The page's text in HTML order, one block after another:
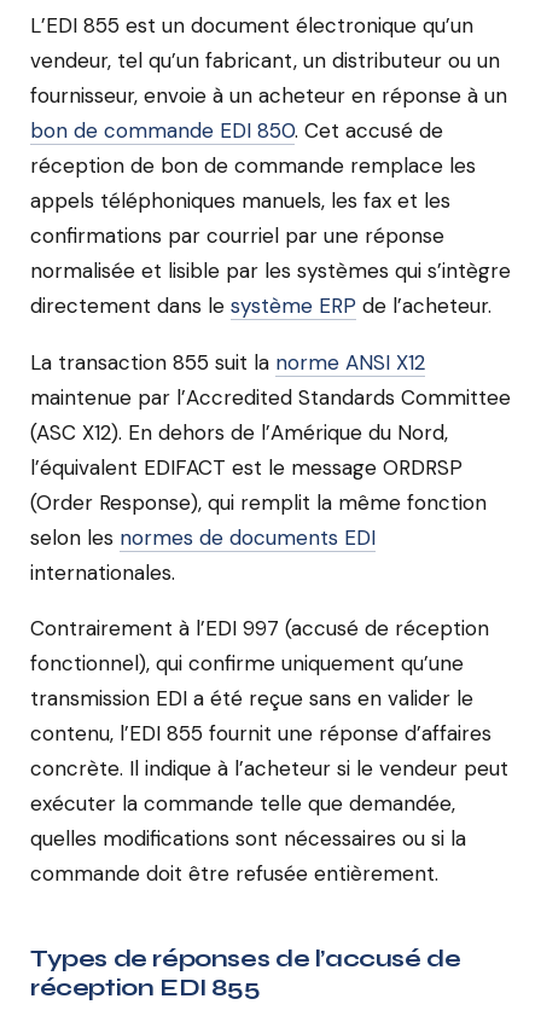
L’EDI 855 est un document électronique qu’un
vendeur, tel qu’un fabricant, un distributeur ou un
fournisseur, envoie à un acheteur en réponse à un
bon de commande EDI 850. Cet accusé de
réception de bon de commande remplace les
appels téléphoniques manuels, les fax et les
confirmations par courriel par une réponse
normalisée et lisible par les systèmes qui s’intègre
directement dans le système ERP de l’acheteur.
La transaction 855 suit la norme ANSI X12
maintenue par l’Accredited Standards Committee
(ASC X12). En dehors de l’Amérique du Nord,
l’équivalent EDIFACT est le message ORDRSP
(Order Response), qui remplit la même fonction
selon les normes de documents EDI
internationales.
Contrairement à l’EDI 997 (accusé de réception
fonctionnel), qui confirme uniquement qu’une
transmission EDI a été reçue sans en valider le
contenu, l’EDI 855 fournit une réponse d’affaires
concrète. Il indique à l’acheteur si le vendeur peut
exécuter la commande telle que demandée,
quelles modifications sont nécessaires ou si la
commande doit être refusée entièrement.
Types de réponses de l’accusé de
réception EDI 855